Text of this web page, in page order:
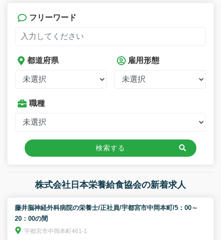
フリーワード
都道府県 雇用形態
職種
検索する
株式会社日本栄養給食協会の新着求人
藤井脳神経外科病院の栄養士/正社員/宇都宮市中岡本町/5：00～
20：00の間
宇都宮市中岡本町461-1